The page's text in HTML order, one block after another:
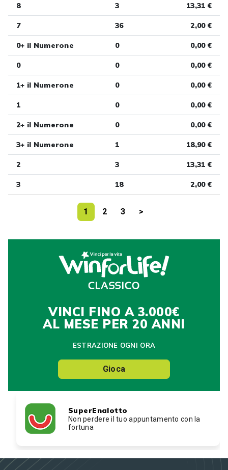
8 3 13,31 €
7 36 2,00 €
0+ il Numerone 0 0,00 €
0 0 0,00 €
1+ il Numerone 0 0,00 €
1 0 0,00 €
2+ il Numerone 0 0,00 €
3+ il Numerone 1 18,90 €
2 3 13,31 €
3 18 2,00 €
1 2 3 >
VINCI FINO A 3.000€
AL MESE PER 20 ANNI
ESTRAZIONE OGNI ORA
Gioca
SuperEnalotto
Non perdere il tuo appuntamento con la
fortuna